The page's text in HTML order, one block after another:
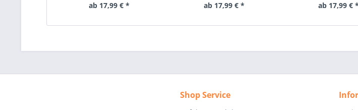
ab 17,99 € * ab 17,99 € * ab 17,99 € *
Shop Service